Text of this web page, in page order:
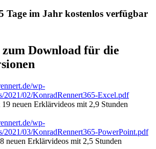
Tage im Jahr kostenlos verfügbar
Download für die
wp-
2021/02/KonradRennert365-Excel.pdf
neuen Erklärvideos mit 2,9 Stunden
wp-
2021/03/KonradRennert365-PowerPoint.pdf
neuen Erklärvideos mit 2,5 Stunden